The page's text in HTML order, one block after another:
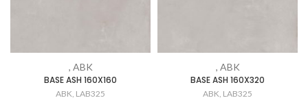
, ABK
BASE ASH 160X160
ABK, LAB325
, ABK
BASE ASH 160X320
ABK, LAB325